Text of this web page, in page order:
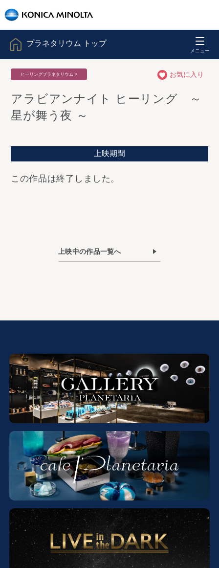
プラネタリウム トップ
ヒーリングプラネタリウム > お気に入り
アラビアンナイト ヒーリング ～
星が舞う夜 ～
上映期間
この作品は終了しました。
上映中の作品一覧へ